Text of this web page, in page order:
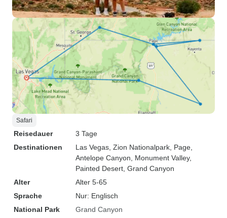
Safari
Reisedauer
3 Tage
Destinationen
Las Vegas , Zion Nationalpark , Page
Antelope Canyon , Monument Valley,
Painted Desert , Grand Canyon
Alter
Alter 5-65
Sprache
Nur: Englisch
National Park
Grand Canyon